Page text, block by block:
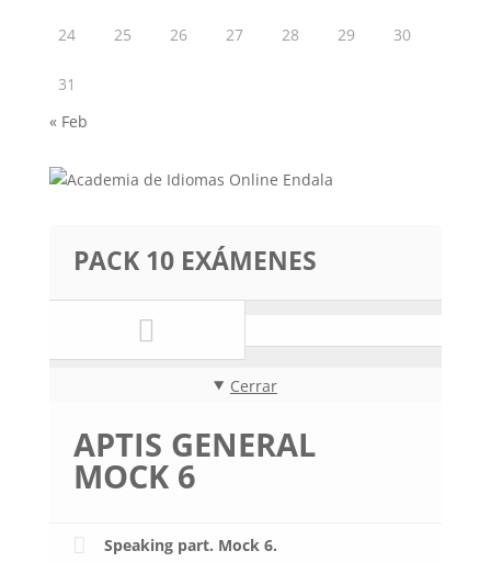
24 25 26 27 28 29 30
31
« Feb
PACK 10 EXÁMENES
Cerrar
APTIS GENERAL
MOCK 6
Speaking part. Mock 6.